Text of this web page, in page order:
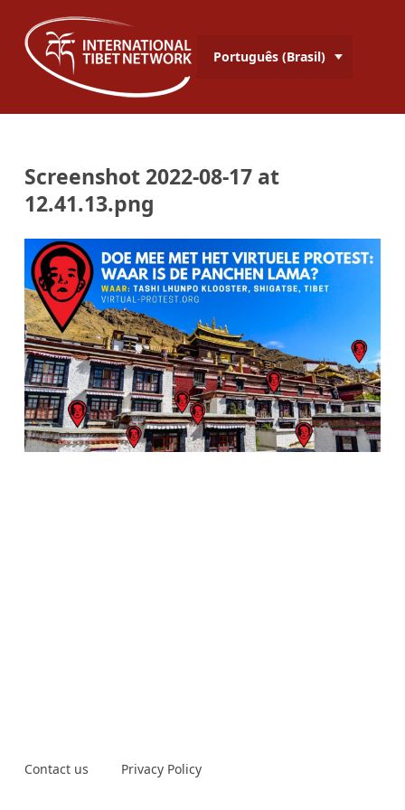
Português (Brasil)
Screenshot 2022-08-17 at
12.41.13.png
Contact us Privacy Policy